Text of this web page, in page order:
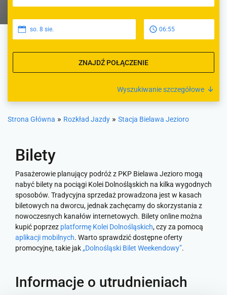
so. 8 sie. 06:55
ZNAJDŹ POŁĄCZENIE
Wyszukiwanie szczegółowe
Strona Główna » Rozkład Jazdy » Stacja Bielawa Jezioro
Bilety
Pasażerowie planujący podróż z PKP Bielawa Jezioro mogą
nabyć bilety na pociągi Kolei Dolnośląskich na kilka wygodnych
sposobów. Tradycyjna sprzedaż prowadzona jest w kasach
biletowych na dworcu, jednak zachęcamy do skorzystania z
nowoczesnych kanałów internetowych. Bilety online można
kupić poprzez platformę Kolei Dolnośląskich, czy za pomocą
aplikacji mobilnych. Warto sprawdzić dostępne oferty
promocyjne, takie jak„Dolnośląski Bilet Weekendowy”.
Informacje o utrudnieniach